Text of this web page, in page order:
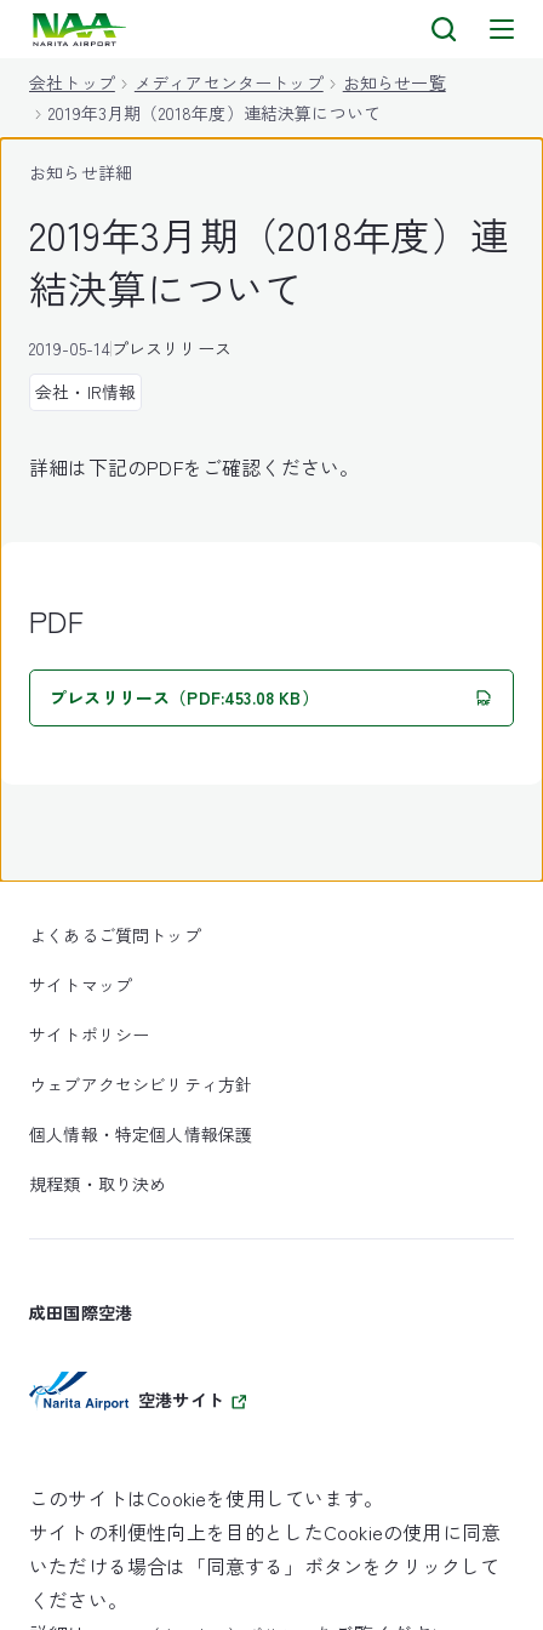
会社トップ メディアセンタートップ
お知らせ一覧
2019年3月期（2018年度）連結決算について
お知らせ詳細
2019年3月期（2018年度）連
結決算について
2019-05-14プレスリリース
会社・IR情報
詳細は下記のPDFをご確認ください。
PDF
プレスリリース（PDF:453.08 KB）
よくあるご質問トップ
サイトマップ
サイトポリシー
ウェブアクセシビリティ方針
個人情報・特定個人情報保護
規程類・取り決め
成田国際空港
空港サイト
SKYTRAX
5スターエアポート
このサイトはCookieを使用しています。
サイトの利便性向上を目的としたCookieの使用に同意
いただける場合は「同意する」ボタンをクリックして
ください。